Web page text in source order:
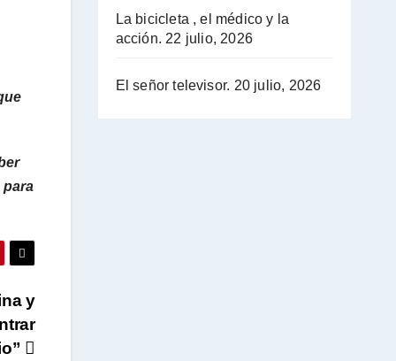
para
y
La bicicleta , el médico y la
acción. 22 julio, 2026
El señor televisor. 20 julio, 2026